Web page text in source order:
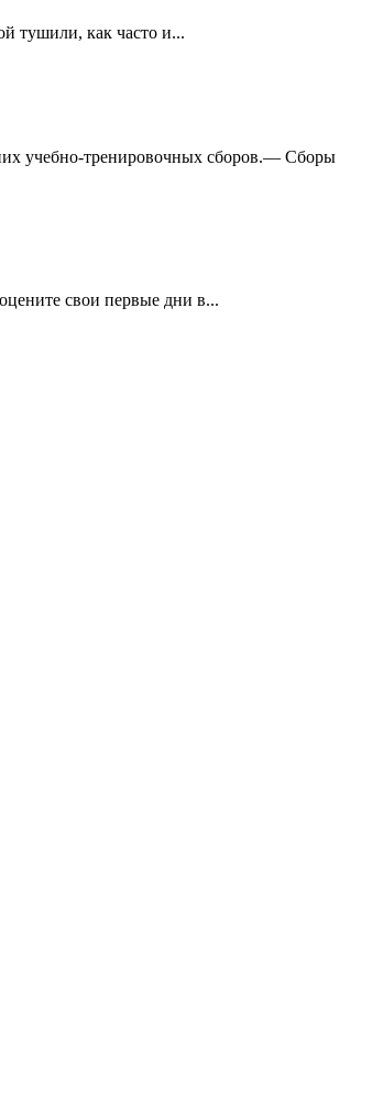
тушили, как часто и...
учебно-тренировочных сборов.— Сборы
свои первые дни в...